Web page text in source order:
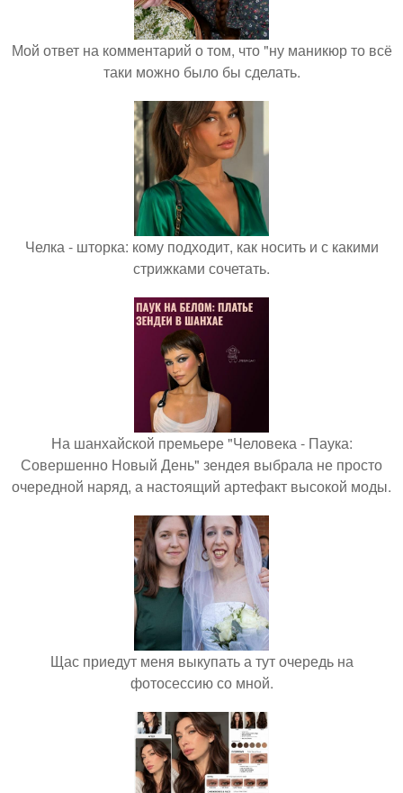
Мой ответ на комментарий о том, что "ну маникюр то всё
таки можно было бы сделать.
Челка - шторка: кому подходит, как носить и с какими
стрижками сочетать.
На шанхайской премьере "Человека - Паука:
Совершенно Новый День" зендея выбрала не просто
очередной наряд, а настоящий артефакт высокой моды.
Щас приедут меня выкупать а тут очередь на
фотосессию со мной.